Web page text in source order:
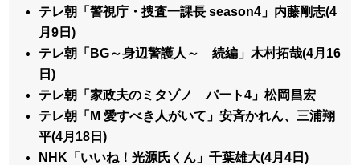
テレ朝「警視庁・捜査一課長 season4」内藤剛志(4
月9日)
テレ朝「BG～身辺警護人～ 続編」木村拓哉(4月16
日)
テレ朝「家政夫のミタゾノ パート4」松岡昌宏
テレ朝「M 愛すべき人がいて」安斉かれん、三浦翔
平(4月18日)
NHK「いいね！光源氏くん」千葉雄大(4月4日)